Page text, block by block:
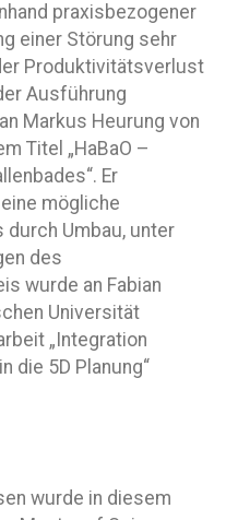
praxisbezogener
einer Störung sehr
Produktivitätsverlust
Ausführung
Markus Heurung von
Titel „HaBaO –
Er
mögliche
durch Umbau, unter
des
wurde an Fabian
Universität
„Integration
die 5D Planung“
wurde in diesem